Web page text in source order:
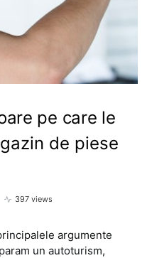
pe care le
de piese
397 views
argumente
un autoturism,